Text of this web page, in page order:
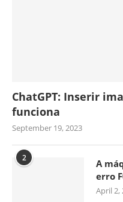
ChatGPT: Inserir
funciona
September 19, 2023
2
A
erro
April 2,